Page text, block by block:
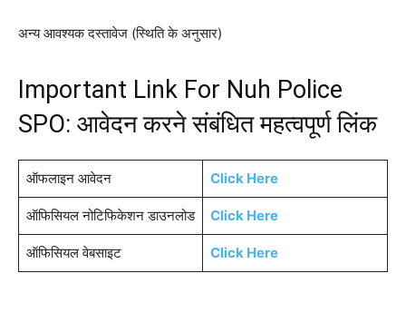
अन्य आवश्यक दस्तावेज (स्थिति के अनुसार)
Important Link For Nuh Police
SPO: आवेदन करने संबंधित महत्वपूर्ण लिंक
ऑफलाइन आवेदन Click Here
ऑफिसियल नोटिफिकेशन डाउनलोड Click Here
ऑफिसियल वेबसाइट Click Here